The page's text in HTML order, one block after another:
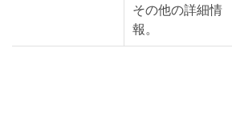
その他の詳細情
報。